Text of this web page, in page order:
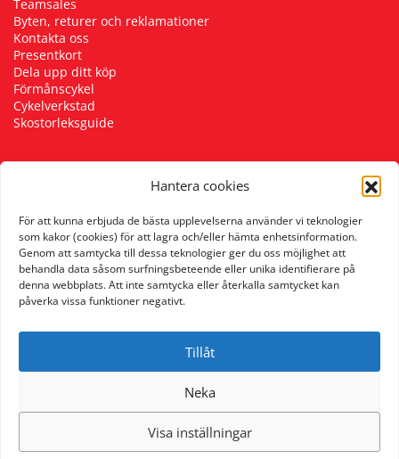
Hantera cookies
För att kunna erbjuda de bästa upplevelserna använder vi teknologier
som kakor (cookies) för att lagra och/eller hämta enhetsinformation.
Genom att samtycka till dessa teknologier ger du oss möjlighet att
behandla data såsom surfningsbeteende eller unika identifierare på
denna webbplats. Att inte samtycka eller återkalla samtycket kan
påverka vissa funktioner negativt.
Tillåt
Neka
Visa inställningar
Teamsales
Byten, returer och reklamationer
Kontakta oss
Presentkort
Dela upp ditt köp
Förmånscykel
Cykelverkstad
Skostorleksguide